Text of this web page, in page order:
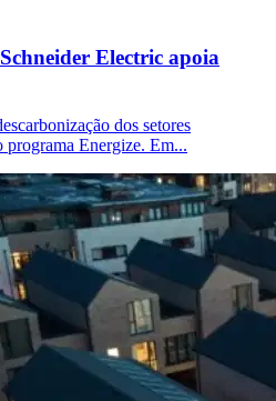
Electric apoia
dos setores
programa Energize. Em...